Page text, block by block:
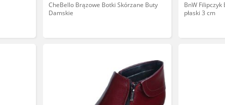
CheBello Brązowe Botki Skórzane Buty
Damskie
BnW
płaski 3 cm